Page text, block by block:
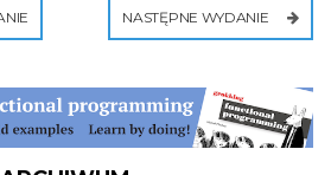
NASTĘPNE WYDANIE